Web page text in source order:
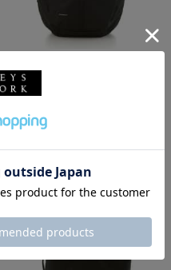
SANDQVIST＜サンドクヴィスト
＞ バックパック
¥44,000